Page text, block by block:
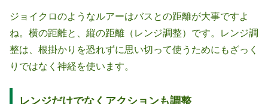
ジョイクロのようなルアーはバスとの距離が大事ですよ
ね。横の距離と、縦の距離（レンジ調整）です。レンジ調
整は、根掛かりを恐れずに思い切って使うためにもざっく
りではなく神経を使います。
レンジだけでなくアクションも調整